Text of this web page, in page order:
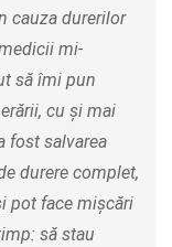
cauza durerilor
mi-
să îmi pun
cu și mai
fost salvarea
durere complet,
pot face mișcări
să stau